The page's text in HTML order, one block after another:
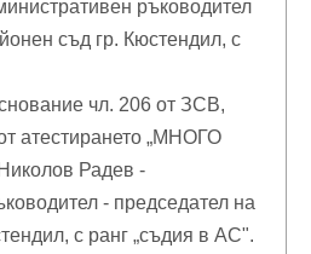
ръководител
съд гр. Кюстендил, с
чл. 206 от ЗСВ,
атестирането „МНОГО
Радев -
- председател на
с ранг „съдия в АС".